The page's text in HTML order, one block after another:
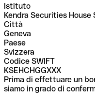
Istituto
Kendra Securities House
Città
Geneva
Paese
Svizzera
Codice SWIFT
KSEHCHGGXXX
Prima di effettuare un
siamo in grado di